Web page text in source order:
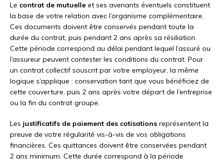
Le contrat de mutuelle et ses avenants éventuels constituent
la base de votre relation avec l’organisme complémentaire.
Ces documents doivent être conservés pendant toute la
durée du contrat, puis pendant 2 ans après sa résiliation.
Cette période correspond au délai pendant lequel l’assuré ou
l’assureur peuvent contester les conditions du contrat. Pour
un contrat collectif souscrit par votre employeur, la même
logique s’applique : conservation tant que vous bénéficiez de
cette couverture, puis 2 ans après votre départ de l’entreprise
ou la fin du contrat groupe.
Les justificatifs de paiement des cotisations représentent la
preuve de votre régularité vis-à-vis de vos obligations
financières. Ces quittances doivent être conservées pendant
2 ans minimum. Cette durée correspond à la période